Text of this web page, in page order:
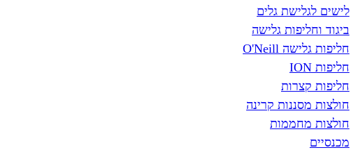
לישים לגלישת גלים
ביגוד וחליפות גלישה
חליפות גלישה O'Neill
חליפות ION
חליפות קצרות
חולצות מסננות קרינה
חולצות מחממות
מכנסיים